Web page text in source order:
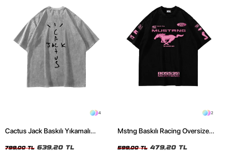
4
Cactus Jack Baskılı Yıkamalı
799,00 TL 639,20 TL
2
Mstng Baskılı Racing Oversize
599,00 TL 479,20 TL